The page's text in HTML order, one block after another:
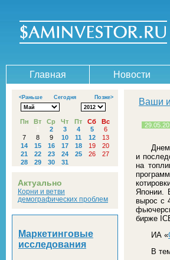
Главная Новости
<Раньше Сегодня Позже>
Пн Вт Ср Чт Пт Сб
Вс
2 3 4 5
6
7
8 9 10 11 12
13
14
15 16 17 18 19
20
21
22 23 24 25 26
27
28
29 30 31
Актуально
Корни и ветви
демографических проблем
Маркетинговые
исследования
Ваши
Днем
и
на
Японии.
вырос с
бирже
ИА «
В